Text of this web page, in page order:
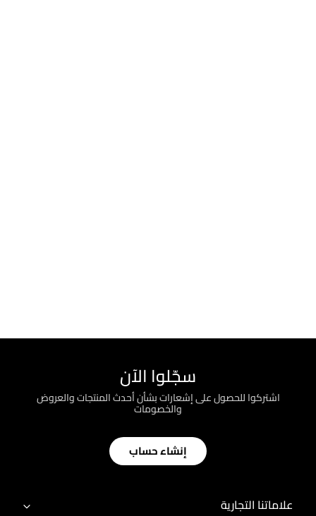
سجّلوا الآن
اشتركوا للحصول على إشعارات بشأن أحدث المنتجات والعروض
والخصومات
إنشاء حساب
علاماتنا التجارية